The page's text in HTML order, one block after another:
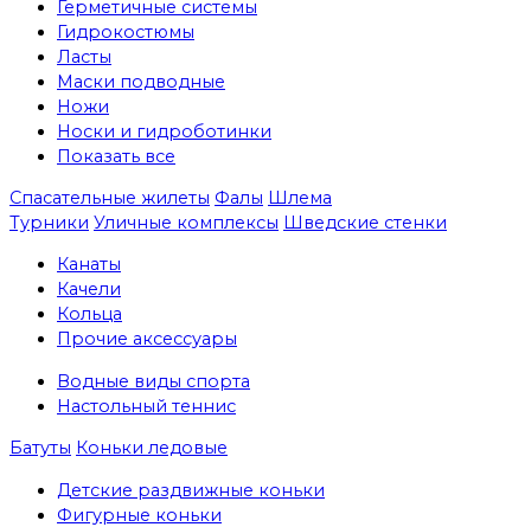
Герметичные системы
Гидрокостюмы
Ласты
Маски подводные
Ножи
Носки и гидроботинки
Показать все
Спасательные жилеты Фалы Шлема
Турники Уличные комплексы Шведские стенки
Канаты
Качели
Кольца
Прочие аксессуары
Водные виды спорта
Настольный теннис
Батуты Коньки ледовые
Детские раздвижные коньки
Фигурные коньки